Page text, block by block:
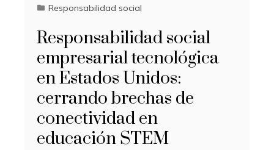
Responsabilidad social
Responsabilidad social
empresarial tecnológica
en Estados Unidos:
cerrando brechas de
conectividad en
educación STEM